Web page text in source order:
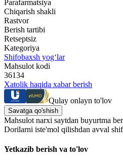
Parafarmatsiya
Chiqarish shakli
Rastvor
Berish tartibi
Retseptsiz
Kategoriya
Shifobaxsh yog‘lar
Mahsulot kodi
36134
Xatolik haqida xabar berish
Qulay onlayn to'lov
Savatga qo'shish
Mahsulot narxi saytdan buyurtma
Dorilarni iste'mol qilishdan avval
Yetkazib berish va to'lov